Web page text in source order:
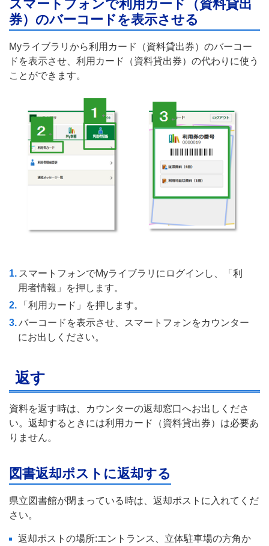
スマートフォンで利用カード（資料貸出
券）のバーコードを表示させる
Myライブラリから利用カード（資料貸出券）のバーコー
ドを表示させ、利用カード（資料貸出券）の代わりに使う
ことができます。
スマートフォンでMyライブラリにログインし、「利
用者情報」を押します。
「利用カード」を押します。
バーコードを表示させ、スマートフォンをカウンター
にお出しください。
返す
資料を返す時は、カウンターの返却窓口へお出しくださ
い。返却するときには利用カード（資料貸出券）は必要あ
りません。
図書返却ポストに返却する
県立図書館が閉まっている時は、返却ポストに入れてくだ
さい。
返却ポストの場所:エントランス、立体駐車場の方角か